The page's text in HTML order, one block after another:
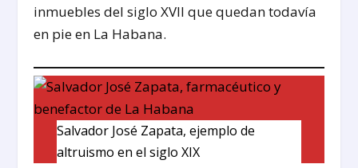
inmuebles del siglo XVII que quedan todavía
en pie en La Habana.
Salvador José Zapata, ejemplo de
altruismo en el siglo XIX